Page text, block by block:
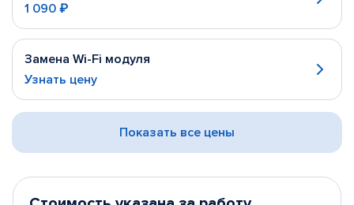
1 090 ₽
Замена Wi-Fi модуля
Узнать цену
Показать все цены